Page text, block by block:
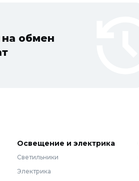
обмен
Освещение и электрика
Светильники
Электрика